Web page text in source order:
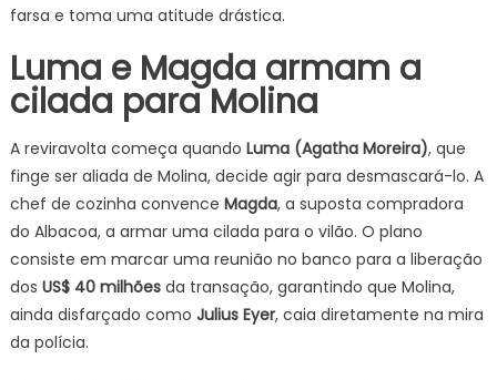
farsa e toma uma atitude drástica.
Luma e Magda armam a
cilada para Molina
A reviravolta começa quando Luma (Agatha Moreira), que
finge ser aliada de Molina, decide agir para desmascará-lo. A
chef de cozinha convence Magda, a suposta compradora
do Albacoa, a armar uma cilada para o vilão. O plano
consiste em marcar uma reunião no banco para a liberação
dos US$ 40 milhõesda transação, garantindo que Molina,
ainda disfarçado como Julius Eyer, caia diretamente na mira
da polícia.